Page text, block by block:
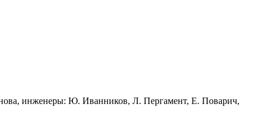
инженеры: Ю. Иванников, Л. Пергамент, Е. Поварич,